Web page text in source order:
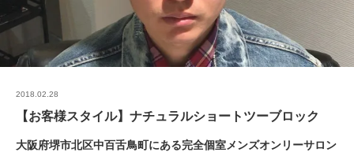
2018.02.28
【お客様スタイル】ナチュラルショートツーブロック
大阪府堺市北区中百舌鳥町にある完全個室メンズオンリーサロン